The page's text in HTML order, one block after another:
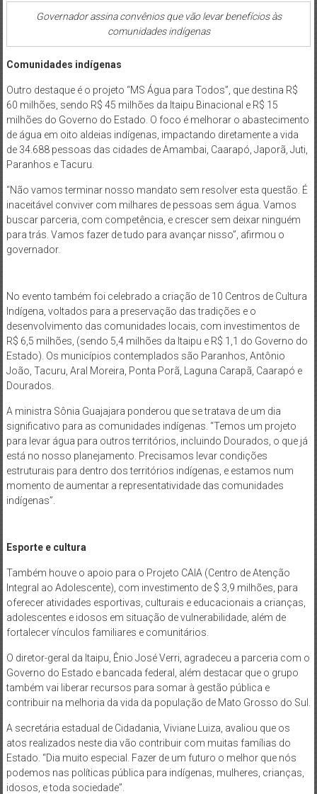
Governador assina convênios que vão levar benefícios às
comunidades indígenas
Comunidades indígenas
Outro destaque é o projeto “MS Água para Todos”, que destina R$
60 milhões, sendo R$ 45 milhões da Itaipu Binacional e R$ 15
milhões do Governo do Estado. O foco é melhorar o abastecimento
de água em oito aldeias indígenas, impactando diretamente a vida
de 34.688 pessoas das cidades de Amambai, Caarapó, Japorã, Juti,
Paranhos e Tacuru.
“Não vamos terminar nosso mandato sem resolver esta questão. É
inaceitável conviver com milhares de pessoas sem água. Vamos
buscar parceria, com competência, e crescer sem deixar ninguém
para trás. Vamos fazer de tudo para avançar nisso”, afirmou o
governador.
No evento também foi celebrado a criação de 10 Centros de Cultura
Indígena, voltados para a preservação das tradições e o
desenvolvimento das comunidades locais, com investimentos de
R$ 6,5 milhões, (sendo 5,4 milhões da Itaipu e R$ 1,1 do Governo do
Estado). Os municípios contemplados são Paranhos, Antônio
João, Tacuru, Aral Moreira, Ponta Porã, Laguna Carapã, Caarapó e
Dourados.
A ministra Sônia Guajajara ponderou que se tratava de um dia
significativo para as comunidades indígenas. “Temos um projeto
para levar água para outros territórios, incluindo Dourados, o que já
está no nosso planejamento. Precisamos levar condições
estruturais para dentro dos territórios indígenas, e estamos num
momento de aumentar a representatividade das comunidades
indígenas”.
Esporte e cultura
Também houve o apoio para o Projeto CAIA (Centro de Atenção
Integral ao Adolescente), com investimento de $ 3,9 milhões, para
oferecer atividades esportivas, culturais e educacionais a crianças,
adolescentes e idosos em situação de vulnerabilidade, além de
fortalecer vínculos familiares e comunitários.
O diretor-geral da Itaipu, Ênio José Verri, agradeceu a parceria com o
Governo do Estado e bancada federal, além destacar que o grupo
também vai liberar recursos para somar à gestão pública e
contribuir na melhoria da vida da população de Mato Grosso do Sul.
A secretária estadual de Cidadania, Viviane Luiza, avaliou que os
atos realizados neste dia vão contribuir com muitas famílias do
Estado. “Dia muito especial. Fazer de um futuro o melhor que nós
podemos nas políticas pública para indígenas, mulheres, crianças,
idosos, e toda sociedade”.